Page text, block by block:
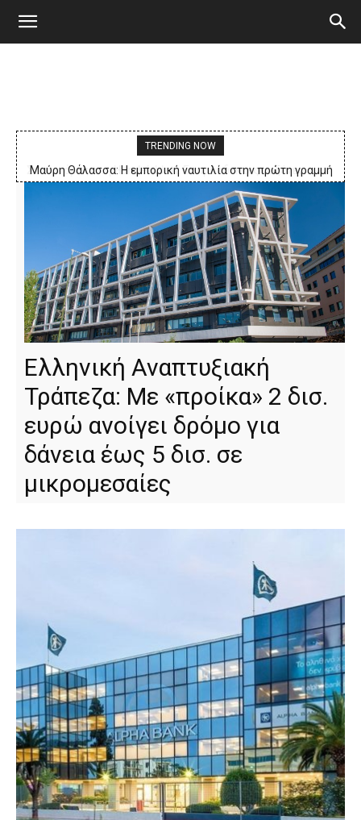
TRENDING NOW
Μαύρη Θάλασσα: Η εμπορική ναυτιλία στην πρώτη γραμμή
ενός ακήρυχτου πολέμου
Ελληνική Αναπτυξιακή
Τράπεζα: Με «προίκα» 2 δισ.
ευρώ ανοίγει δρόμο για
δάνεια έως 5 δισ. σε
μικρομεσαίες